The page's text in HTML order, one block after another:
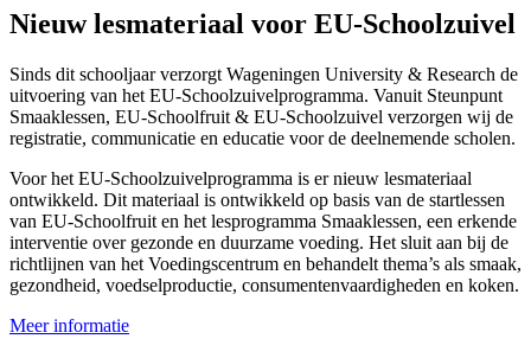
Nieuw lesmateriaal voor EU-Schoolzuivel
Sinds dit schooljaar verzorgt Wageningen University & Research de
uitvoering van het EU-Schoolzuivelprogramma. Vanuit Steunpunt
Smaaklessen, EU-Schoolfruit & EU-Schoolzuivel verzorgen wij de
registratie, communicatie en educatie voor de deelnemende scholen.
Voor het EU-Schoolzuivelprogramma is er nieuw lesmateriaal
ontwikkeld. Dit materiaal is ontwikkeld op basis van de startlessen
van EU-Schoolfruit en het lesprogramma Smaaklessen, een erkende
interventie over gezonde en duurzame voeding. Het sluit aan bij de
richtlijnen van het Voedingscentrum en behandelt thema’s als smaak,
gezondheid, voedselproductie, consumentenvaardigheden en koken.
Meer informatie